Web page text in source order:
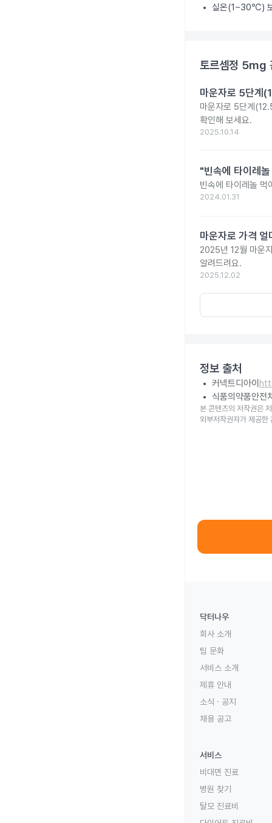
실온(1~30℃)
토르셈정 5mg
마운자로 5단계
마운자로 5단계
확인해 보세요.
2025.10.14
"빈속에 타이레
빈속에 타이레놀 먹
2024.01.31
마운자로 가격
2025년 12월 마운
알려드려요.
2025.12.02
정보 출처
커넥트디아이
식품의약품안전
본 콘텐츠의 저작권은
외부저작권자가 제공한
닥터나우
회사 소개
팀 문화
서비스 소개
제휴 안내
소식 · 공지
채용 공고
서비스
비대면 진료
병원 찾기
탈모 진료비